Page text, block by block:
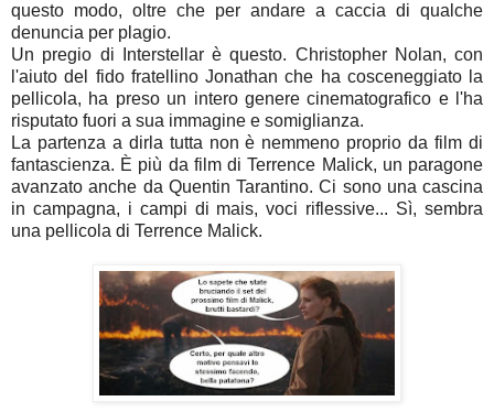
questo modo, oltre che per andare a caccia di qualche
denuncia per plagio.
Un pregio di Interstellar è questo. Christopher Nolan, con
l'aiuto del fido fratellino Jonathan che ha cosceneggiato la
pellicola, ha preso un intero genere cinematografico e l'ha
risputato fuori a sua immagine e somiglianza.
La partenza a dirla tutta non è nemmeno proprio da film di
fantascienza. È più da film di Terrence Malick, un paragone
avanzato anche da Quentin Tarantino. Ci sono una cascina
in campagna, i campi di mais, voci riflessive... Sì, sembra
una pellicola di Terrence Malick.